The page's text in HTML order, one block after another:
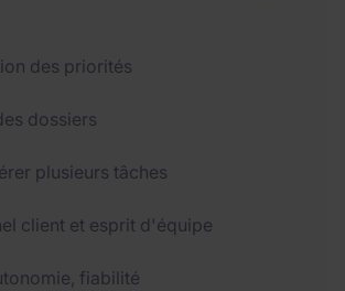
des priorités
dossiers
plusieurs tâches
client et esprit d'équipe
fiabilité